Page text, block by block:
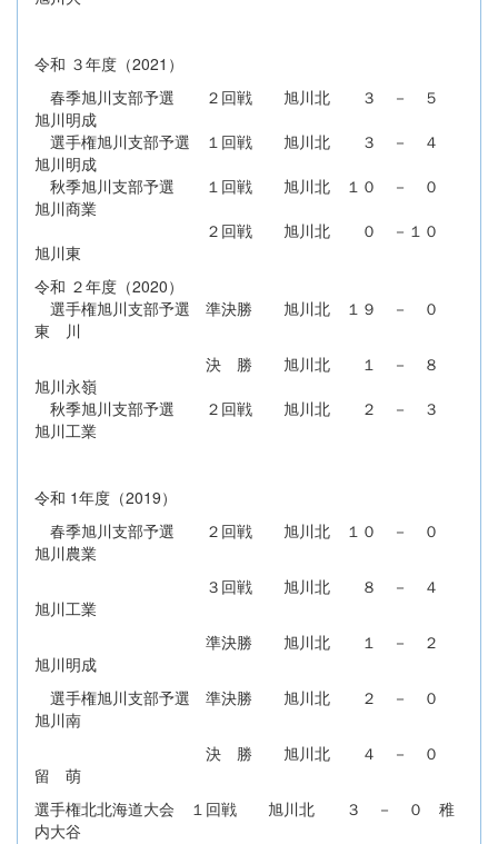
令和 ３年度（2021）
春季旭川支部予選 ２回戦 旭川北 ３ － ５
旭川明成
選手権旭川支部予選 １回戦 旭川北 ３ － ４
旭川明成
秋季旭川支部予選 １回戦 旭川北 １０ － ０
旭川商業
２回戦 旭川北 ０ －１０
旭川東
令和 ２年度（2020）
選手権旭川支部予選 準決勝 旭川北 １９ － ０
東 川
決 勝 旭川北 １ － ８
旭川永嶺
秋季旭川支部予選 ２回戦 旭川北 ２ － ３
旭川工業
令和 1年度（2019）
春季旭川支部予選 ２回戦 旭川北 １０ － ０
旭川農業
３回戦 旭川北 ８ － ４
旭川工業
準決勝 旭川北 １ － ２
旭川明成
選手権旭川支部予選 準決勝 旭川北 ２ － ０
旭川南
決 勝 旭川北 ４ － ０
留 萌
選手権北北海道大会 １回戦 旭川北 ３ － ０ 稚
内大谷